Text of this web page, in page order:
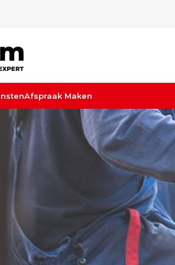
Afspraak Maken